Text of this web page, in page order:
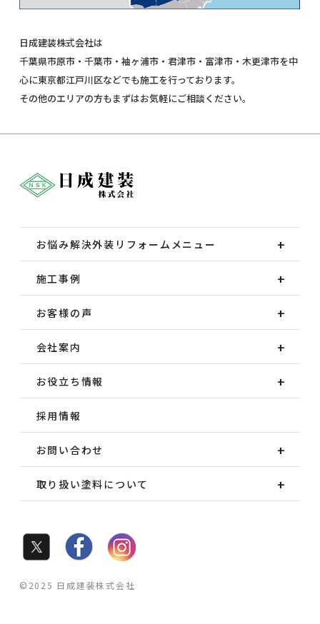
日成建装株式会社は
千葉県市原市・千葉市・袖ヶ浦市・君津市・富津市・木更津市を中
心に東京都江戸川区などでも施工を行っております。
その他のエリアの方もまずはお気軽にご相談ください。
お悩み解決外装 リフォームメニュー
施工事例
お客様の声
会社案内
お役立ち情報
採用情報
お問い合わせ
取り扱い塗料について
©2025 日成建装株式会社